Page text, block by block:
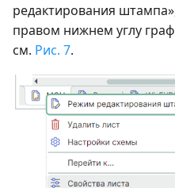
редактирования
правом нижнем углу
см. Рис. 7.